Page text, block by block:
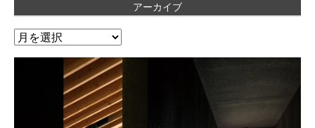
アーカイブ
ア